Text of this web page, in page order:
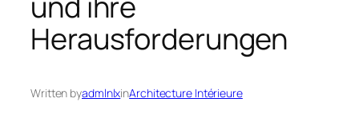
Herausforderungen
Written byadmlnlxinArchitecture Intérieure